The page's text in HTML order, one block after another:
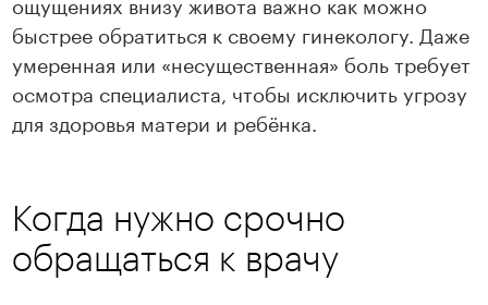
быстрее обратиться к своему гинекологу. Даже
умеренная или «несущественная» боль требует
осмотра специалиста, чтобы исключить угрозу
для здоровья матери и ребёнка.
Когда нужно срочно
обращаться к врачу